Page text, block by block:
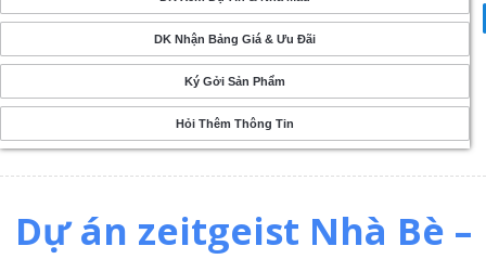
DK Nhận Bảng Giá & Ưu Đãi
Ký Gởi Sản Phẩm
Hỏi Thêm Thông Tin
Dự án zeitgeist Nhà Bè –